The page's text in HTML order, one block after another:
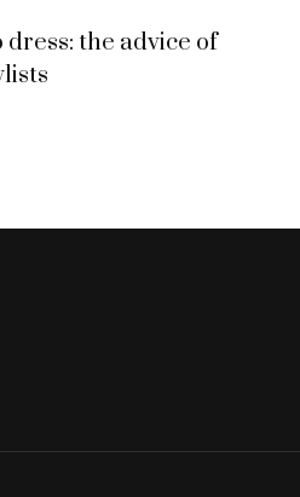
dress: the advice of